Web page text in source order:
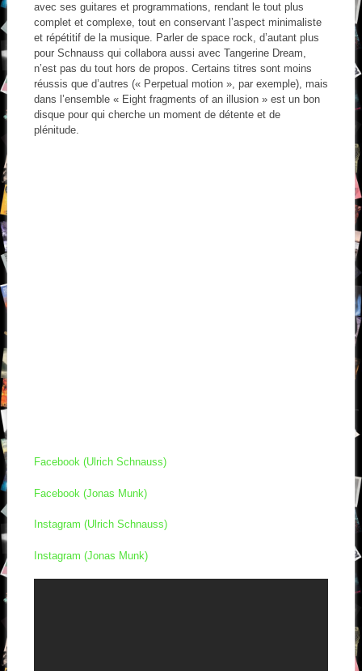
avec ses guitares et programmations, rendant le tout plus
complet et complexe, tout en conservant l’aspect minimaliste
et répétitif de la musique. Parler de space rock, d’autant plus
pour Schnauss qui collabora aussi avec Tangerine Dream,
n’est pas du tout hors de propos. Certains titres sont moins
réussis que d’autres (« Perpetual motion », par exemple), mais
dans l’ensemble « Eight fragments of an illusion » est un bon
disque pour qui cherche un moment de détente et de
plénitude.
Facebook (Ulrich Schnauss)
Facebook (Jonas Munk)
Instagram (Ulrich Schnauss)
Instagram (Jonas Munk)